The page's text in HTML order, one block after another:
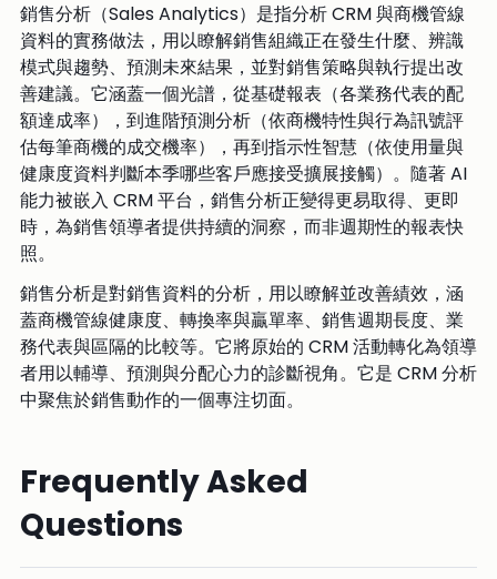
銷售分析（Sales Analytics）是指分析 CRM 與商機管線
資料的實務做法，用以瞭解銷售組織正在發生什麼、辨識
模式與趨勢、預測未來結果，並對銷售策略與執行提出改
善建議。它涵蓋一個光譜，從基礎報表（各業務代表的配
額達成率），到進階預測分析（依商機特性與行為訊號評
估每筆商機的成交機率），再到指示性智慧（依使用量與
健康度資料判斷本季哪些客戶應接受擴展接觸）。隨著 AI
能力被嵌入 CRM 平台，銷售分析正變得更易取得、更即
時，為銷售領導者提供持續的洞察，而非週期性的報表快
照。
銷售分析是對銷售資料的分析，用以瞭解並改善績效，涵
蓋商機管線健康度、轉換率與贏單率、銷售週期長度、業
務代表與區隔的比較等。它將原始的 CRM 活動轉化為領導
者用以輔導、預測與分配心力的診斷視角。它是 CRM 分析
中聚焦於銷售動作的一個專注切面。
Frequently Asked
Questions